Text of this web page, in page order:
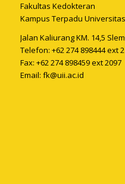
Fakultas Kedokteran
Kampus Terpadu
Jalan Kaliurang KM. 14,5
Telefon: +62 274 898444 ext
Fax: +62 274 898459 ext 2097
Email: fk@uii.ac.id